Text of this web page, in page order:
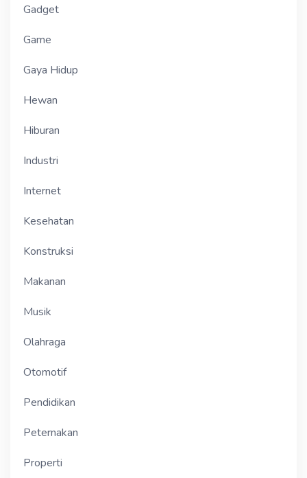
Gadget
Game
Gaya Hidup
Hewan
Hiburan
Industri
Internet
Kesehatan
Konstruksi
Makanan
Musik
Olahraga
Otomotif
Pendidikan
Peternakan
Properti